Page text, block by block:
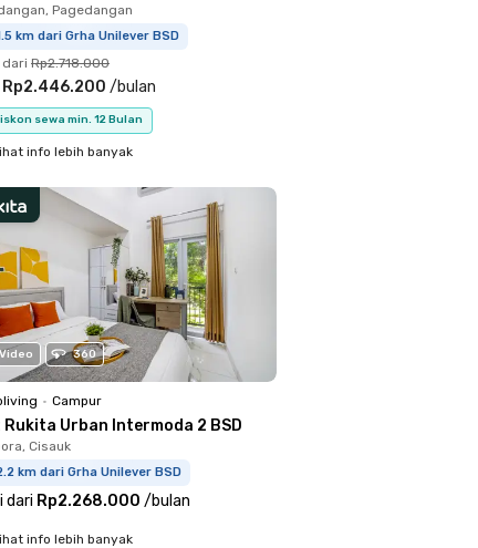
Pagedangan
km dari Grha Unilever BSD
dari Rp2.718.000
Rp2.446.200 /bulan
sewa min. 12 Bulan
info lebih banyak
Video 360
• Campur
Rukita Urban Intermoda 2 BSD
Cisauk
km dari Grha Unilever BSD
dari Rp2.268.000 /bulan
info lebih banyak